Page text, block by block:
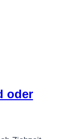
oder